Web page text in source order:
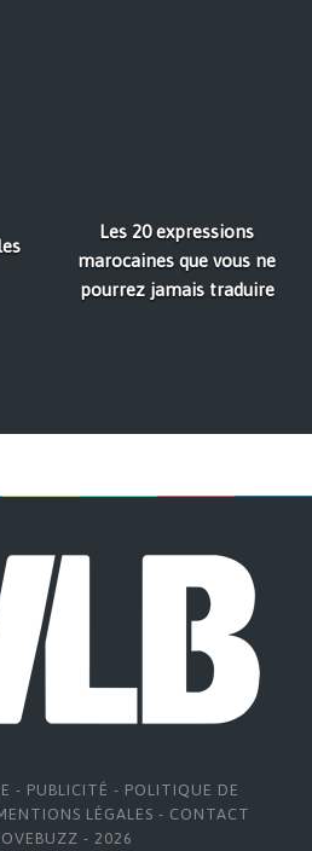
Les 20 expressions
marocaines que vous ne
pourrez jamais traduire
- PUBLICITÉ - POLITIQUE DE
LÉGALES - CONTACT
- 2026